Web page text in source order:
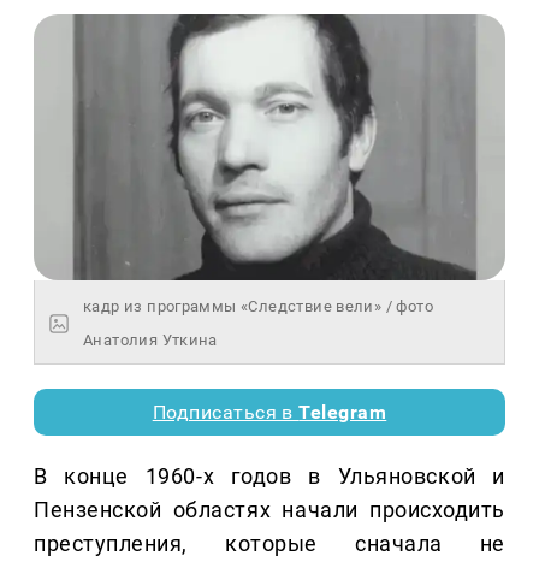
кадр из программы «Следствие вели» / фото
Анатолия Уткина
Подписаться вTelegram
В конце 1960-х годов в Ульяновской и
Пензенской областях начали происходить
преступления, которые сначала не